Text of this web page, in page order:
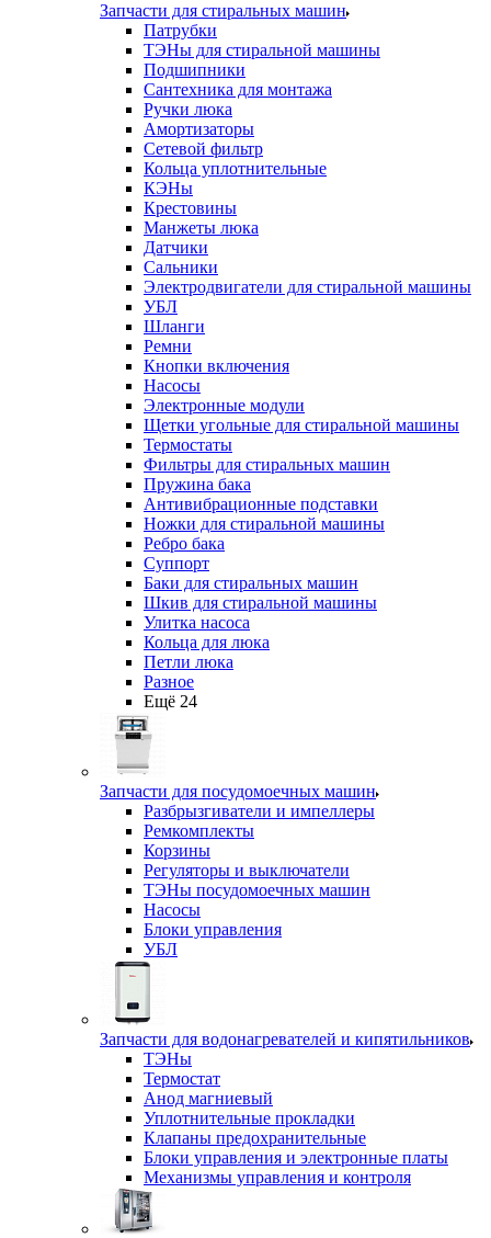
Запчасти для стиральных машин
Патрубки
ТЭНы для стиральной машины
Подшипники
Сантехника для монтажа
Ручки люка
Амортизаторы
Сетевой фильтр
Кольца уплотнительные
КЭНы
Крестовины
Манжеты люка
Датчики
Сальники
Электродвигатели для стиральной машины
УБЛ
Шланги
Ремни
Кнопки включения
Насосы
Электронные модули
Щетки угольные для стиральной машины
Термостаты
Фильтры для стиральных машин
Пружина бака
Антивибрационные подставки
Ножки для стиральной машины
Ребро бака
Суппорт
Баки для стиральных машин
Шкив для стиральной машины
Улитка насоса
Кольца для люка
Петли люка
Разное
Ещё 24
Запчасти для посудомоечных машин
Разбрызгиватели и импеллеры
Ремкомплекты
Корзины
Регуляторы и выключатели
ТЭНы посудомоечных машин
Насосы
Блоки управления
УБЛ
Запчасти для водонагревателей и кипятильников
ТЭНы
Термостат
Анод магниевый
Уплотнительные прокладки
Клапаны предохранительные
Блоки управления и электронные платы
Механизмы управления и контроля